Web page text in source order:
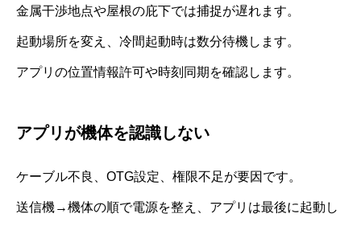
金属干渉地点や屋根の庇下では捕捉が遅れます。
起動場所を変え、冷間起動時は数分待機します。
アプリの位置情報許可や時刻同期を確認します。
アプリが機体を認識しない
ケーブル不良、OTG設定、権限不足が要因です。
送信機→機体の順で電源を整え、アプリは最後に起動し